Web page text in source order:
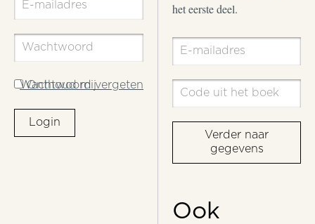
Wachtwoord vergeten
Onthoud mij
Login
het eerste deel.
Verder naar
gegevens
Ook